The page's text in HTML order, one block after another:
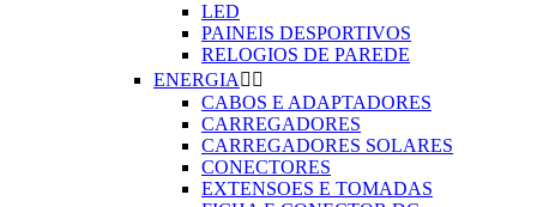
LED
PAINEIS DESPORTIVOS
RELOGIOS DE PAREDE
ENERGIA  
CABOS E ADAPTADORES
CARREGADORES
CARREGADORES SOLARES
CONECTORES
EXTENSOES E TOMADAS